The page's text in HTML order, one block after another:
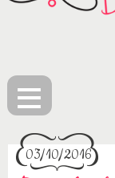
≡
03/10/2016